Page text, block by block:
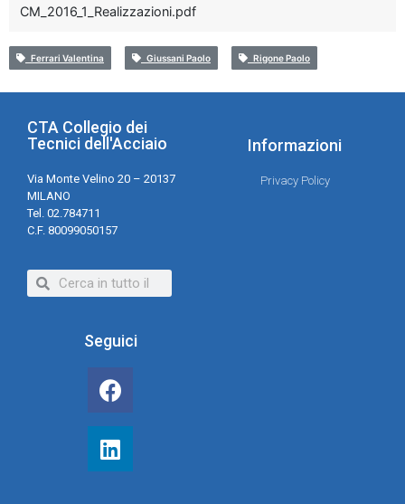
CM_2016_1_Realizzazioni.pdf
Ferrari Valentina Giussani Paolo Rigone Paolo
CTA Collegio dei
Tecnici dell'Acciaio
Via Monte Velino 20 – 20137
MILANO
Tel. 02.784711
C.F. 80099050157
Informazioni
Privacy Policy
Seguici